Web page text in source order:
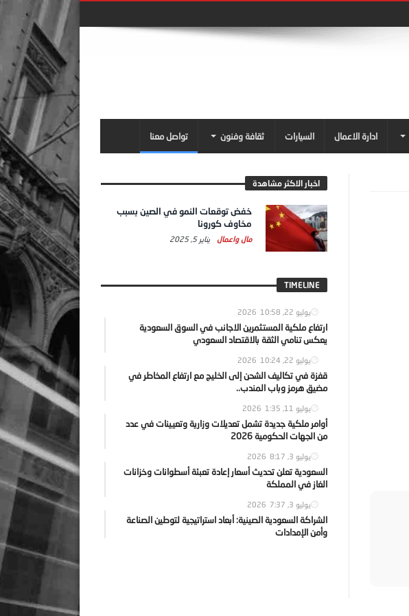
ادارة الاعمال السيارات ثقافة وفنون تواصل معنا
اخبار الاكثر مشاهدة
خفض توقعات النمو في الصين بسبب
مخاوف كورونا
مال واعمال يناير 5, 2025
TIMELINE
يوليو 22, 2026 10:58
ارتفاع ملكية المستثمرين الاجانب في السوق السعودية
يعكس تنامي الثقة بالاقتصاد السعودي
يوليو 22, 2026 10:24
قفزة في تكاليف الشحن إلى الخليج مع ارتفاع المخاطر في
مضيق هرمز وباب المندب..
يوليو 11, 2026 1:35
أوامر ملكية جديدة تشمل تعديلات وزارية وتعيينات في عدد
من الجهات الحكومية 2026
يوليو 3, 2026 8:17
السعودية تعلن تحديث أسعار إعادة تعبئة أسطوانات وخزانات
الغاز في المملكة
يوليو 3, 2026 7:37
الشراكة السعودية الصينية: أبعاد استراتيجية لتوطين الصناعة
وأمن الإمدادات